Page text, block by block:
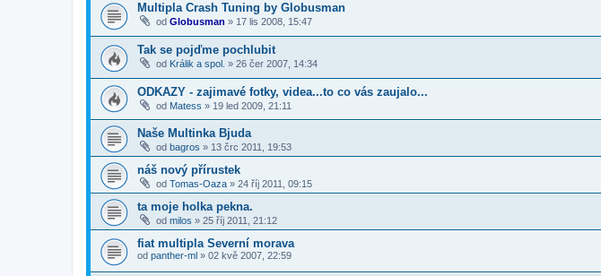
Multipla Crash Tuning by Globusman
od Globusman » 17 lis 2008, 15:47
Tak se pojďme pochlubit
od Králik a spol. » 26 čer 2007, 14:34
ODKAZY - zajimavé fotky, videa...to co vás zaujalo...
od Matess » 19 led 2009, 21:11
Naše Multinka Bjuda
od bagros » 13 črc 2011, 19:53
náš nový přírustek
od Tomas-Oaza » 24 říj 2011, 09:15
ta moje holka pekna.
od milos » 25 říj 2011, 21:12
fiat multipla Severní morava
od panther-ml » 02 kvě 2007, 22:59